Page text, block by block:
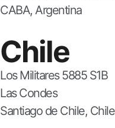
CABA, Argentina
Chile
Los Militares 5885 S1B
Las Condes
Santiago de Chile, Chile